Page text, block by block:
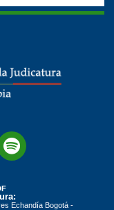
Echandía Bogotá -